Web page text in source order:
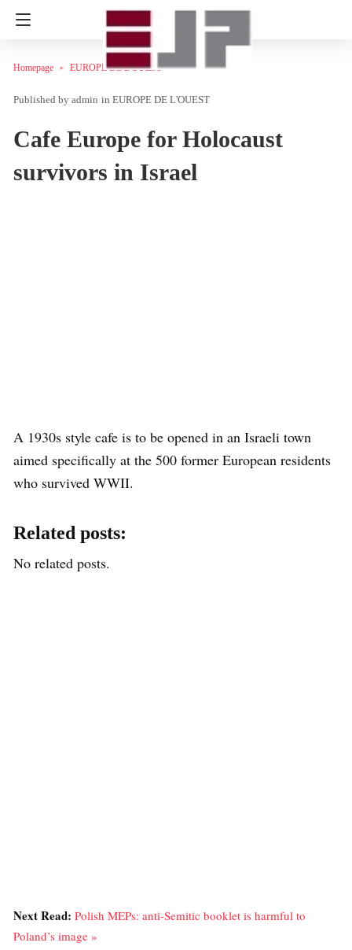
Homepage EUROPE DE L'OUEST
admin in EUROPE DE L'OUEST
Cafe Europe for Holocaust
survivors in Israel
A 1930s style cafe is to be opened in an Israeli town
aimed specifically at the 500 former European residents
who survived WWII.
Related posts:
No related posts.
Next Read: Polish MEPs: anti-Semitic booklet is harmful to
Poland’s image »